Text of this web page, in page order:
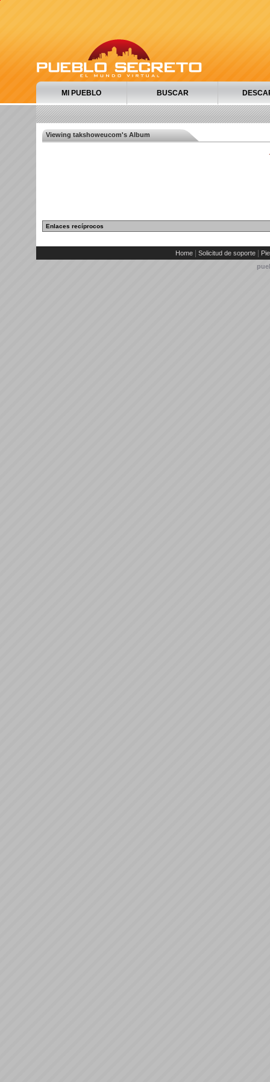
MI PUEBLO BUSCAR
Viewing takshoweucom's Album
Enlaces recíprocos
Home Solicitud de soporte